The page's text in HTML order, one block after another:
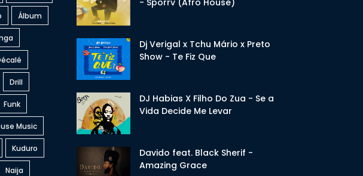
Álbum
Drill
Funk
Music
Kuduro
Naija
- Sporrv (Afro House)
Dj Verigal x Tchu Mário x Preto
Show - Te Fiz Que
DJ Habias X Filho Do Zua - Se a
Vida Decide Me Levar
Davido feat. Black Sherif -
Amazing Grace